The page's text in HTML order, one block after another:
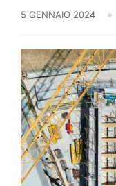
5 GENNAIO 2024